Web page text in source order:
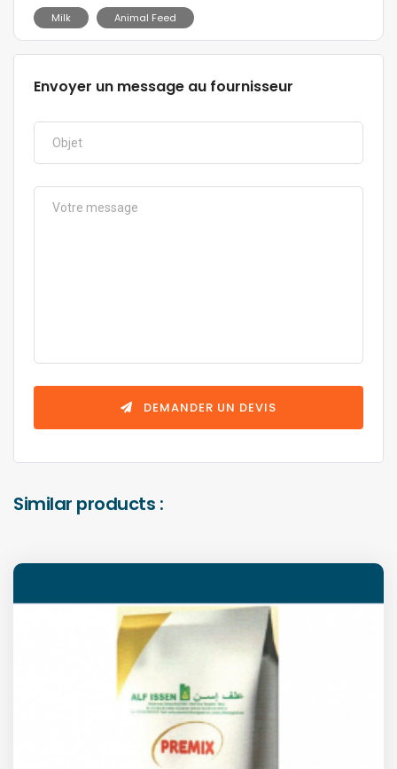
Milk Animal Feed
Envoyer un message au fournisseur
DEMANDER UN DEVIS
Similar products :